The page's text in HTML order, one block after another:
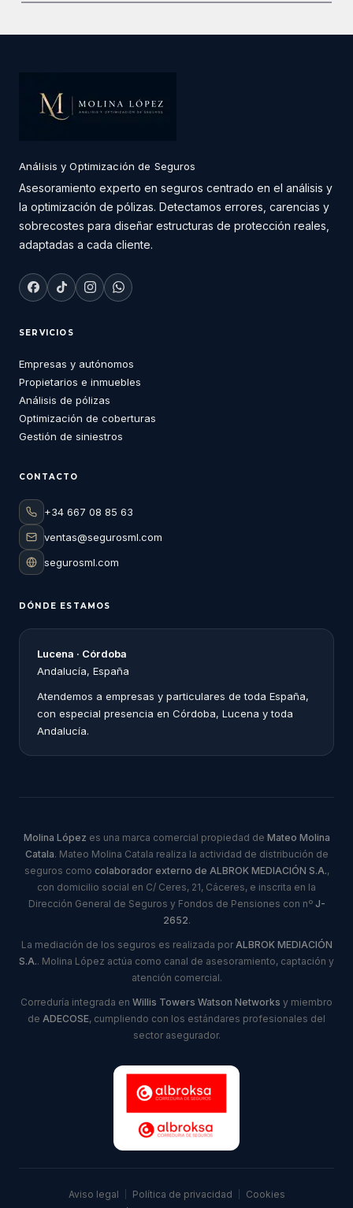
Análisis y Optimización de Seguros
Asesoramiento experto en seguros centrado en el análisis y
la optimización de pólizas. Detectamos errores, carencias y
sobrecostes para diseñar estructuras de protección reales,
adaptadas a cada cliente.
SERVICIOS
Empresas y autónomos
Propietarios e inmuebles
Análisis de pólizas
Optimización de coberturas
Gestión de siniestros
CONTACTO
+34 667 08 85 63
ventas@segurosml.com
segurosml.com
DÓNDE ESTAMOS
Lucena · Córdoba
Andalucía, España
Atendemos a empresas y particulares de toda España,
con especial presencia en Córdoba, Lucena y toda
Andalucía.
Molina López es una marca comercial propiedad de Mateo Molina
Catala. Mateo Molina Catala realiza la actividad de distribución de
seguros como colaborador externo de ALBROK MEDIACIÓN S.A.,
con domicilio social en C/ Ceres, 21, Cáceres, e inscrita en la
Dirección General de Seguros y Fondos de Pensiones con nº J-
2652.
La mediación de los seguros es realizada por ALBROK MEDIACIÓN
S.A.. Molina López actúa como canal de asesoramiento, captación y
atención comercial.
Correduría integrada en Willis Towers Watson Networks y miembro
de ADECOSE, cumpliendo con los estándares profesionales del
sector asegurador.
Aviso legal Política de privacidad
Cookies